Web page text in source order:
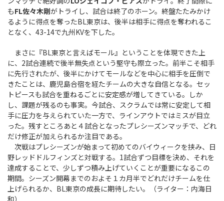
もFL佐々木剛がトライし、試合は終了のホーン。終盤たたみかけ
るように得点を奪ったBL東京は、後半は相手に得点を奪われるこ
となく、43-14で九州KVを下した。
まさに『BL東京と言えばモール』ということを体現できた上
に、2試合連続で後半無失点という堅守も際立った。前半こそ相手
に先行されたが、後半にかけてモールなどを中心に相手を圧倒で
きたことは、鹿児島合宿を経たチームの大きな自信となる。セッ
トピースも試合を重ねるごとに安定感が増してきている。しか
し、課題が残るのも事実。今試合、スクラムでは常に安定して相
手に圧力を与えられていた一方で、ラインアウトではミスが目立
った。残すところあと４試合となったプレシーズンマッチで、どれ
だけ修正が加えられるか注目である。
次戦はプレシーズンが始まって初めてのバイウィークを挟み、日
野レッドドルフィンズと対戦する。1試合ずつ目標を決め、それを
達成することで、少しずつ積み上げていくことが重要になるこの
期間。シーズン開幕までのおよそ１カ月半でどれだけチームを仕
上げられるか、BL東京の成長に期待したい。（ライター：内海日
和）